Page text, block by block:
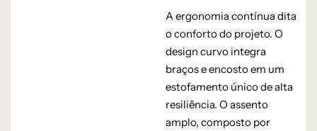
A ergonomia contínua dita
o conforto do projeto. O
design curvo integra
braços e encosto em um
estofamento único de alta
resiliência. O assento
amplo, composto por